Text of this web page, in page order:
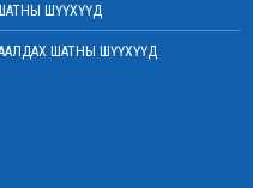
сарын 01
ШҮҮХҮҮД
ШАТНЫ ШҮҮХҮҮД